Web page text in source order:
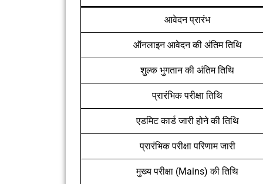
आवेदन प्रारंभ
ऑनलाइन आवेदन की अंतिम तिथि
शुल्क भुगतान की अंतिम तिथि
प्रारंभिक परीक्षा तिथि
एडमिट कार्ड जारी होने की तिथि
प्रारंभिक परीक्षा परिणाम जारी
मुख्य परीक्षा (Mains) की तिथि